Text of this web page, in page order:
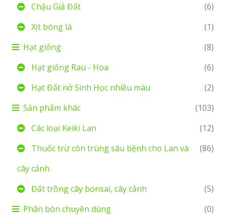
Chậu Giả Đất
(6)
Xịt bóng lá
(1)
Hạt giống
(8)
Hạt giống Rau - Hoa
(6)
Hạt Đất nở Sinh Học nhiều màu
(2)
Sản phẩm khác
(103)
Các loại Keiki Lan
(12)
Thuốc trừ côn trùng sâu bệnh cho Lan và
cây cảnh
(86)
Đất trồng cây bonsai, cây cảnh
(5)
Phân bón chuyên dùng
(0)